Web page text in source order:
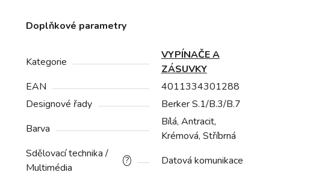
Doplňkové parametry
Kategorie
VYPÍNAČE A
ZÁSUVKY
EAN
4011334301288
Designové řady
Berker S.1/B.3/B.7
Barva
Bílá, Antracit,
Krémová, Stříbrná
?
Sdělovací technika /
Multimédia
Datová komunikace